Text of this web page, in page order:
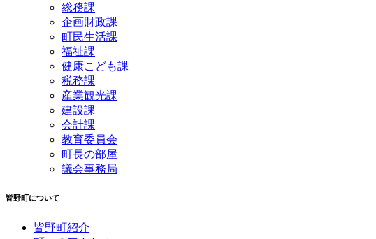
総務課
企画財政課
町民生活課
福祉課
健康こども課
税務課
産業観光課
建設課
会計課
教育委員会
町長の部屋
議会事務局
皆野町について
皆野町紹介